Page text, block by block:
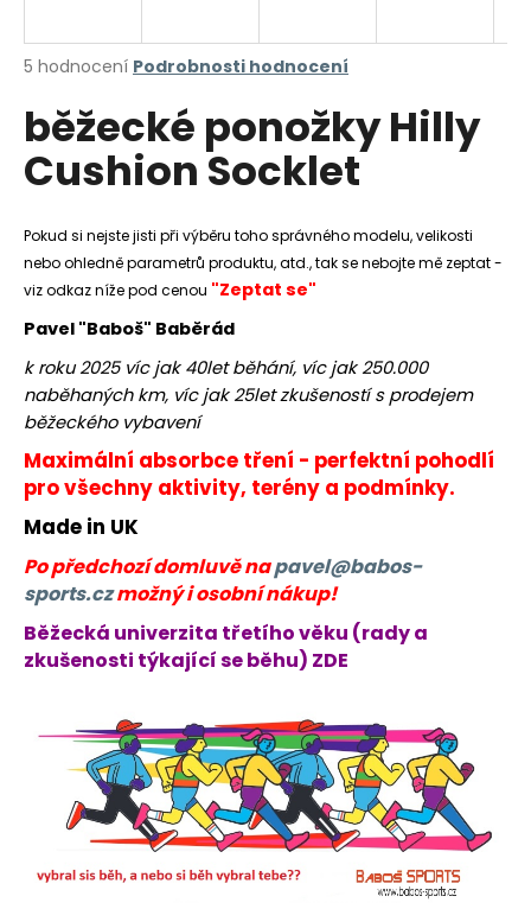
Průměrné
produktu
je
5,0
z
5 hodnocení Podrobnosti hodnocení
běžecké ponožky Hilly
Cushion Socklet
Pokud si nejste jisti při výběru toho správného modelu, velikosti
nebo ohledně parametrů produktu, atd., tak se nebojte mě zeptat -
viz odkaz níže pod cenou "Zeptat se"
Pavel "Baboš" Baběrád
k roku 2025 víc jak 40let běhání, víc jak 250.000
naběhaných km, víc jak 25let zkušeností s prodejem
běžeckého vybavení
Maximální absorbce tření - perfektní pohodlí
pro všechny aktivity, terény a podmínky.
Made in UK
Po předchozí domluvě napavel@babos-
sports.czmožný i osobní nákup!
Běžecká univerzita třetího věku (rady a
zkušenosti týkající se běhu) ZDE
j
t
?
HLEDAT
D
o
p
o
r
u
č
u
j
e
m
e
BĚŽECKÁ
JOMA
6000
2602
499